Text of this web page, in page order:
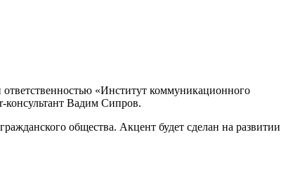
«Институт коммуникационного
Вадим Сипров.
общества. Акцент будет сделан на развитии